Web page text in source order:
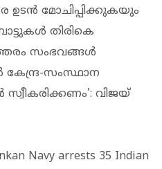
മോചിപ്പിക്കുകയും
തിരികെ
സംഭവങ്ങള്‍
കേന്ദ്ര-സംസ്ഥാന
വിജയ്
Navy arrests 35 Indian